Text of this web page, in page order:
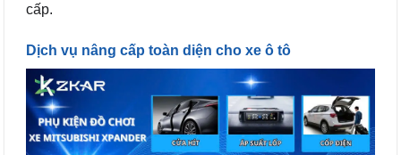
cấp.
Dịch vụ nâng cấp toàn diện cho xe ô tô